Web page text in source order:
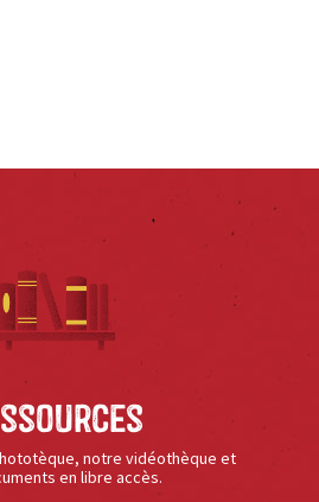
notre vidéothèque et
en libre accès.